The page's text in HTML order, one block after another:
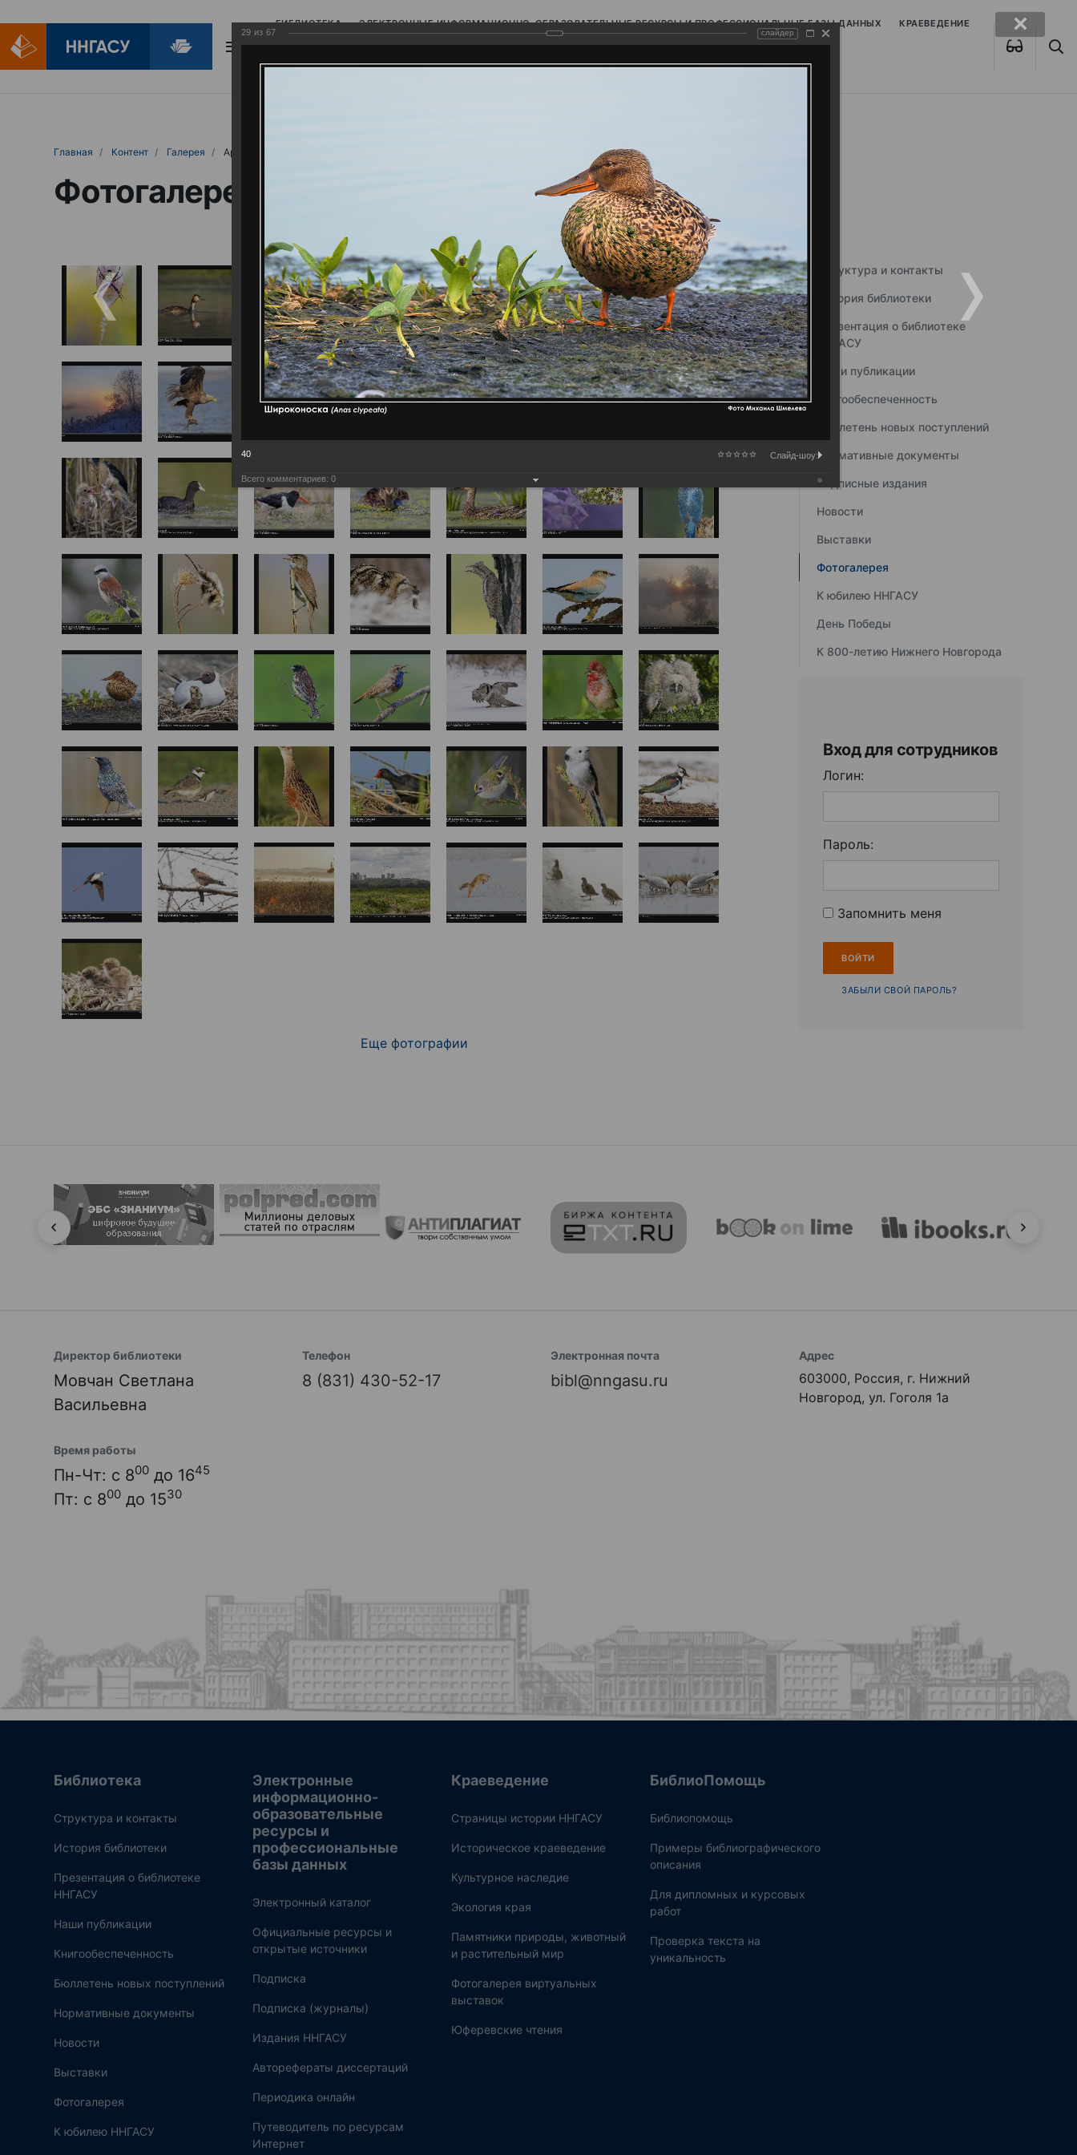
БИБЛИОТЕКА ЭЛЕКТРОННЫЕ ИНФОРМАЦИОННО-ОБРАЗОВАТЕЛЬНЫЕ РЕСУРСЫ И ПРОФЕССИОНАЛЬНЫЕ БАЗЫ ДАННЫХ КРАЕВЕДЕНИЕ
БИБЛИОПОМОЩЬ
Главная Контент Галерея Артемовские луга – жемчужина Нижегородского Поволжья
Фотогалерея
Еще фотографии
Структура и контакты
История библиотеки
Презентация о библиотеке
ННГАСУ
Наши публикации
Книгообеспеченность
Бюллетень новых поступлений
Нормативные документы
Подписные издания
Новости
Выставки
Фотогалерея
К юбилею ННГАСУ
День Победы
К 800-летию Нижнего Новгорода
Вход для сотрудников
Логин:
Пароль:
Запомнить меня
ЗАБЫЛИ СВОЙ ПАРОЛЬ?
Директор библиотеки
Мовчан Светлана
Васильевна
Телефон
8 (831) 430-52-17
Электронная почта
bibl@nngasu.ru
Адрес
603000, Россия, г. Нижний
Новгород, ул. Гоголя 1а
Время работы
Пн-Чт: с 800 до 1645
Пт: с 800 до 1530
Библиотека
Структура и контакты
История библиотеки
Презентация о библиотеке
ННГАСУ
Наши публикации
Книгообеспеченность
Бюллетень новых поступлений
Нормативные документы
Новости
Выставки
Фотогалерея
К юбилею ННГАСУ
Электронные
информационно-
образовательные
ресурсы и
профессиональные
базы данных
Электронный каталог
Официальные ресурсы и
открытые источники
Подписка
Подписка (журналы)
Издания ННГАСУ
Авторефераты диссертаций
Периодика онлайн
Путеводитель по ресурсам
Интернет
Краеведение
Страницы истории ННГАСУ
Историческое краеведение
Культурное наследие
Экология края
Памятники природы, животный
и растительный мир
Фотогалерея виртуальных
выставок
Юферевские чтения
БиблиоПомощь
Библиопомощь
Примеры библиографического
описания
Для дипломных и курсовых
работ
Проверка текста на
уникальность
29 из 67 слайдер
40 Слайд-шоу:
Всего комментариев: 0